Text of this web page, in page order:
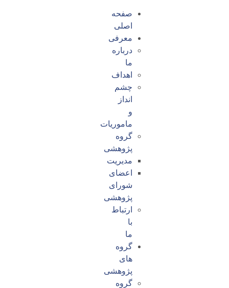
صفحه
اصلی
معرفی
درباره
ما
اهداف
چشم
انداز
و
ماموریات
گروه
پژوهشی
مدیریت
اعضای
شورای
پژوهشی
ارتباط
با
ما
گروه
های
پژوهشی
گروه